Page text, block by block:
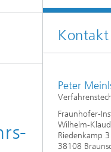
WKI |
Kontakt
Peter
Fraunhofer-
Wilhelm-
Riedenkamp 3
38108